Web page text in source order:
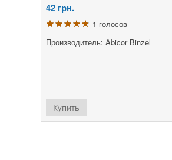
42 грн.
1 голосов
Производитель: Abicor Binzel
Купить